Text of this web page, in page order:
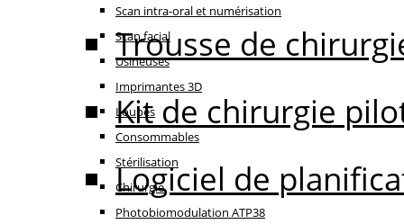
Scan intra-oral et numérisation
Scan facial
Usineuses
Imprimantes 3D
Loupes
Consommables
Stérilisation
Chirurgie
Photobiomodulation ATP38
Trousse de
Kit de chirurgie
Logiciel de